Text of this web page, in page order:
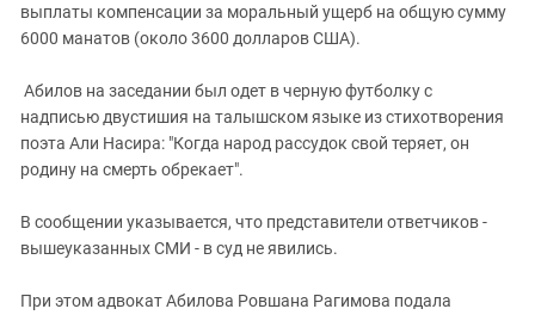
выплаты компенсации за моральный ущерб на общую сумму
6000 манатов (около 3600 долларов США).
Абилов на заседании был одет в черную футболку с
надписью двустишия на талышском языке из стихотворения
поэта Али Насира: "Когда народ рассудок свой теряет, он
родину на смерть обрекает".
В сообщении указывается, что представители ответчиков -
вышеуказанных СМИ - в суд не явились.
При этом адвокат Абилова Ровшана Рагимова подала